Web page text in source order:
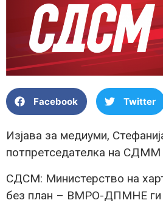
Facebook Twitter
Изјава за медиуми,
потпретседателка на СДММ
СДСМ: Министерство на
без план – ВМРО-ДПМНЕ ги